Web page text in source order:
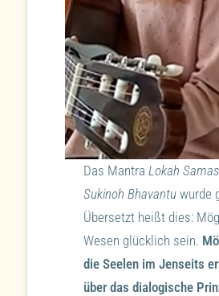
Das MantraLokah
Sukinoh Bhavantu wurde
Übersetzt heißt dies:
Wesen glücklich sein.
die Seelen im Jenseits
über das dialogische